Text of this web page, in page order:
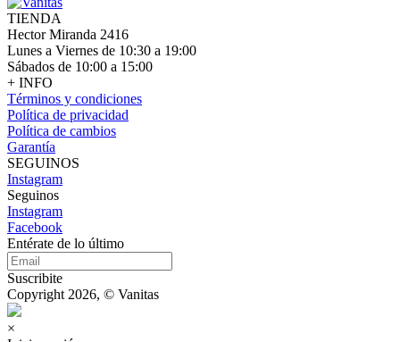
TIENDA
Hector Miranda 2416
Lunes a Viernes de 10:30 a 19:00
Sábados de 10:00 a 15:00
+ INFO
Términos y condiciones
Política de privacidad
Política de cambios
Garantía
SEGUINOS
Instagram
Seguinos
Instagram
Facebook
Entérate de lo último
Suscribite
Copyright 2026, © Vanitas
×